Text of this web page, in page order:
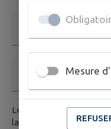
Nom et prénom
Téléphone
Les données saisies
la mairie, et/ou au
Mesure